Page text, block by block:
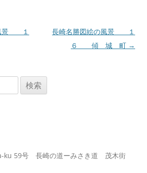
景 １
長崎名勝図絵の風景 １
６ 傾 城 町 →
ku 59号 長崎の道ーみさき道 茂木街